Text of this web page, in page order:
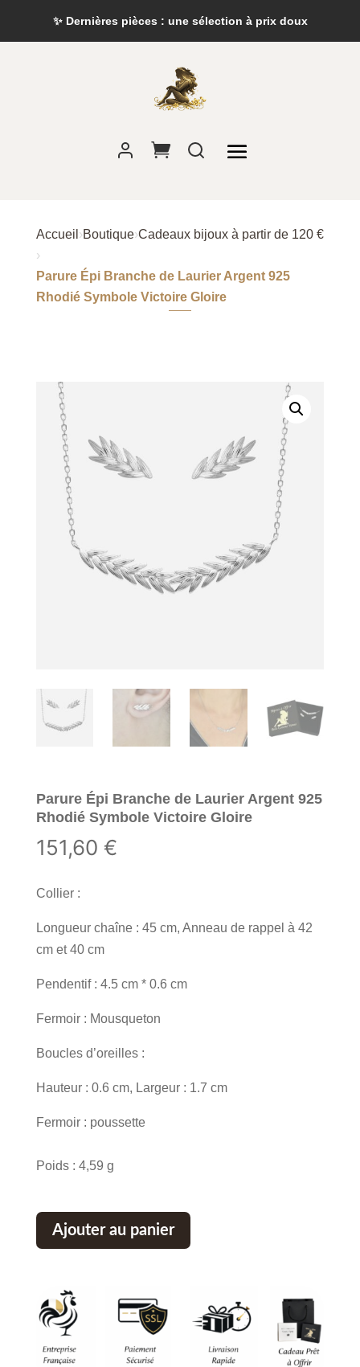
✨ Dernières pièces : une sélection à prix doux
Accueil ›Boutique›Cadeaux bijoux à partir de 120 €
›
Parure Épi Branche de Laurier Argent 925
Rhodié Symbole Victoire Gloire
Parure Épi Branche de Laurier Argent 925
Rhodié Symbole Victoire Gloire
151,60 €
Collier :
Longueur chaîne : 45 cm, Anneau de rappel à 42
cm et 40 cm
Pendentif : 4.5 cm * 0.6 cm
Fermoir : Mousqueton
Boucles d’oreilles :
Hauteur : 0.6 cm, Largeur : 1.7 cm
Fermoir : poussette
Poids : 4,59 g
Ajouter au panier